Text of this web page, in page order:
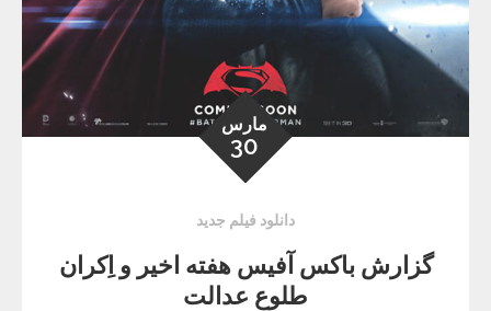
مارس
30
دانلود فیلم جدید
گزارش باکس ‌آفیس هفته‌ اخیر و اِکران
طلوع عدالت